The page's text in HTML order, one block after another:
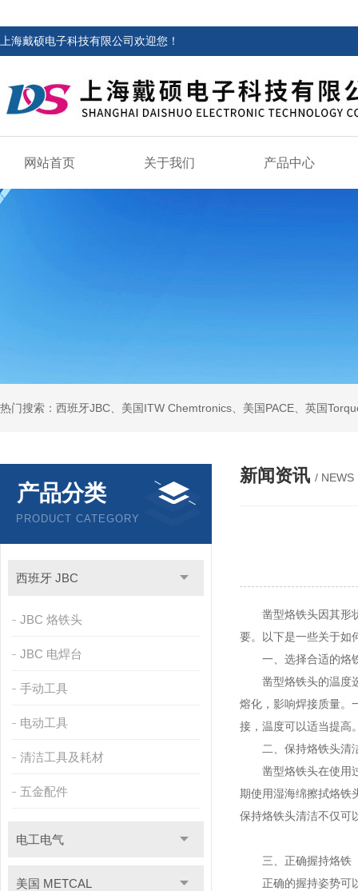
上海戴硕电子科技有限公司欢迎您！
网站首页 关于我们 产品中心
产品分类
PRODUCT CATEGORY
西班牙 JBC
JBC 烙铁头
JBC 电焊台
手动工具
电动工具
清洁工具及耗材
五金配件
电工电气
美国 METCAL
新闻资讯 / NEWS
凿型烙铁头因其形状
要。以下是一些关于如
一、选择合适的烙
凿型烙铁头的温度选
熔化，影响焊接质量。
接，温度可以适当提高
二、保持烙铁头清
凿型烙铁头在使用过
期使用湿海绵擦拭烙铁
保持烙铁头清洁不仅可
三、正确握持烙铁
正确的握持姿势可以